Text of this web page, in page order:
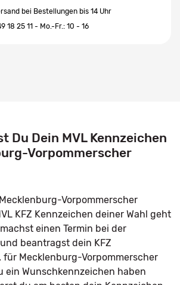
bei Bestellungen bis 14 Uhr
18 25 11 - Mo.-Fr.: 10 - 16
Du Dein MVL Kennzeichen
Vorpommerscher
Vorpommerscher
KFZ Kennzeichen deiner Wahl geht
einen Termin bei der
beantragst dein KFZ
für Mecklenburg-Vorpommerscher
ein Wunschkennzeichen haben